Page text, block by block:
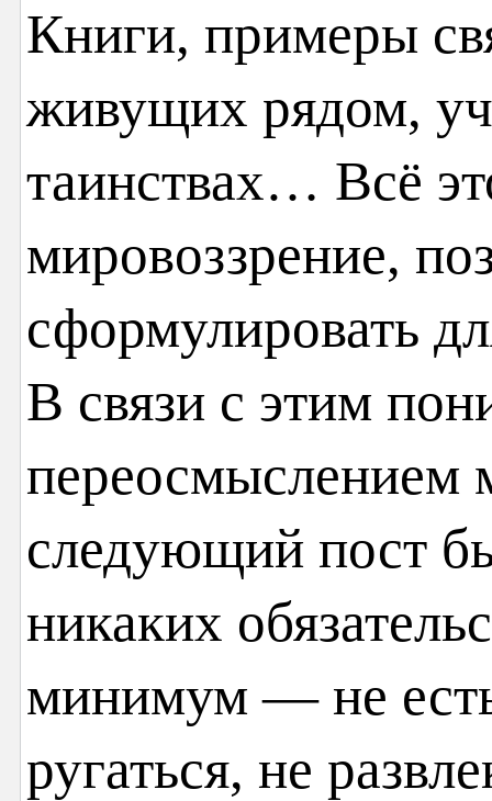
Книги, примеры
живущих рядом,
таинствах… Всё
мировоззрение,
сформулировать
В связи с этим
переосмыслением
следующий пост
никаких
минимум — не
ругаться, не